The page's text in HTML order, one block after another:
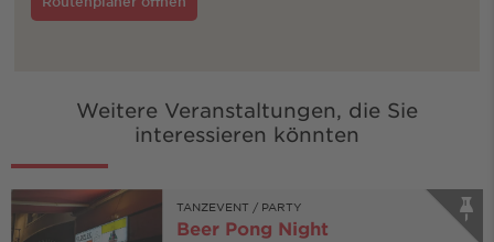
Weitere Veranstaltungen, die Sie
interessieren könnten
TANZEVENT / PARTY
Beer Pong Night